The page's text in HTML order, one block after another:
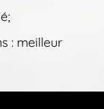
: meilleur